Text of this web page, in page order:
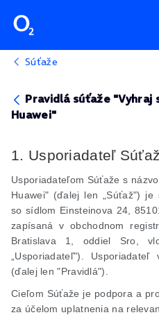
Súťaže
Pravidlá súťaže "Vyhraj
Huawei"
1. Usporiadateľ
Usporiadateľom Súťaže s
Huawei" (ďalej len „Súťaž")
so sídlom Einsteinova 24,
zapísaná v obchodnom
Bratislava 1, oddiel Sro ,
„Usporiadateľ").
(ďalej len "Pravidlá").
Cieľom Súťaže je podpora a
za účelom uplatnenia na